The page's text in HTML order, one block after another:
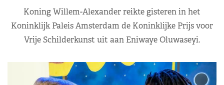
Koning Willem-Alexander reikte gisteren in het
Koninklijk Paleis Amsterdam de Koninklijke Prijs voor
Vrije Schilderkunst uit aan Eniwaye Oluwaseyi.